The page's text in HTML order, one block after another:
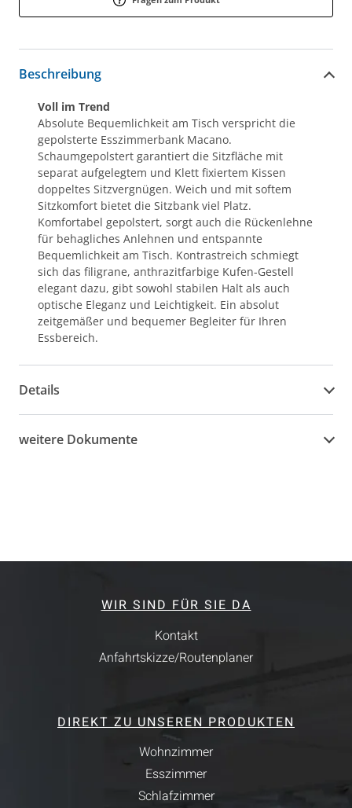
Beschreibung
Voll im Trend
Absolute Bequemlichkeit am Tisch verspricht die
gepolsterte Esszimmerbank Macano.
Schaumgepolstert garantiert die Sitzfläche mit
separat aufgelegtem und Klett fixiertem Kissen
doppeltes Sitzvergnügen. Weich und mit softem
Sitzkomfort bietet die Sitzbank viel Platz.
Komfortabel gepolstert, sorgt auch die Rückenlehne
für behagliches Anlehnen und entspannte
Bequemlichkeit am Tisch. Kontrastreich schmiegt
sich das filigrane, anthrazitfarbige Kufen-Gestell
elegant dazu, gibt sowohl stabilen Halt als auch
optische Eleganz und Leichtigkeit. Ein absolut
zeitgemäßer und bequemer Begleiter für Ihren
Essbereich.
Details
weitere Dokumente
WIR SIND FÜR SIE DA
Kontakt
Anfahrtskizze/Routenplaner
DIREKT ZU UNSEREN PRODUKTEN
Wohnzimmer
Esszimmer
Schlafzimmer